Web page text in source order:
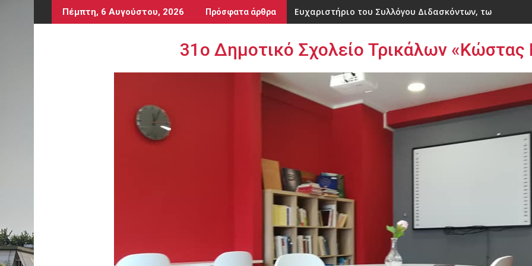
Περάστε
στο
Πέμπτη, 6 Αυγούστου, 2026 Πρόσφατα άρθρα Ευχαριστήριο του Συλλόγου Διδασκόντων, των
Ημερήσια Εκπαιδευτική Εκδρομή του 31ου Δημοτικού
31ο Δημοτικό Σχολείο Τρικάλων «Κώστας